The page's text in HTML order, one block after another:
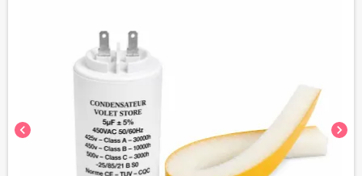
chevron_left chevron_right